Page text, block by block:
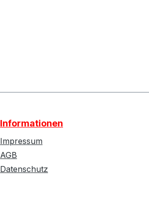
Informationen
Impressum
AGB
Datenschutz